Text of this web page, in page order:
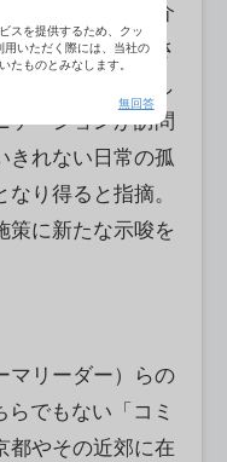
、ロボットを介
の孤独感が改善さ
確認したと発表し
ケーションが訪問
きれない日常の孤
り得ると指摘。
策に新たな示唆を
リーダー）らの
でもない「コミ
都やその近郊に在
スを提供するため、クッ
用いただく際には、当社の
たものとみなします。
無回答